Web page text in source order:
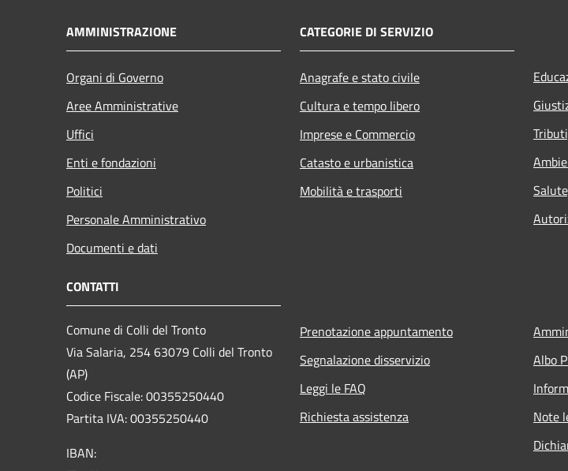
AMMINISTRAZIONE
Organi di Governo
Aree Amministrative
Uffici
Enti e fondazioni
Politici
Personale Amministrativo
Documenti e dati
CATEGORIE DI SERVIZIO
Anagrafe e stato civile
Cultura e tempo libero
Imprese e Commercio
Catasto e urbanistica
Mobilità e trasporti
CONTATTI
Comune di Colli del Tronto
Via Salaria, 254 63079 Colli del Tronto
(AP)
Codice Fiscale: 00355250440
Partita IVA: 00355250440
IBAN:
Prenotazione appuntamento
Segnalazione disservizio
Leggi le FAQ
Richiesta assistenza
Albo
Note